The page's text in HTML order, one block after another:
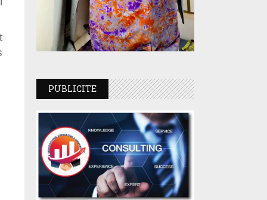
PUBLICITE